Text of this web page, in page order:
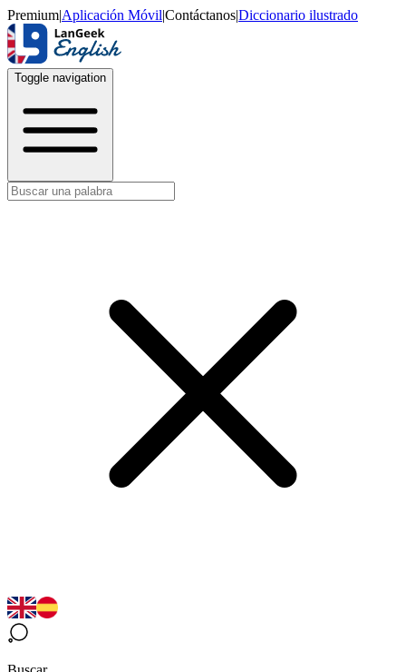
Premium|Aplicación Móvil|Contáctanos|Diccionario ilustrado
Toggle navigation